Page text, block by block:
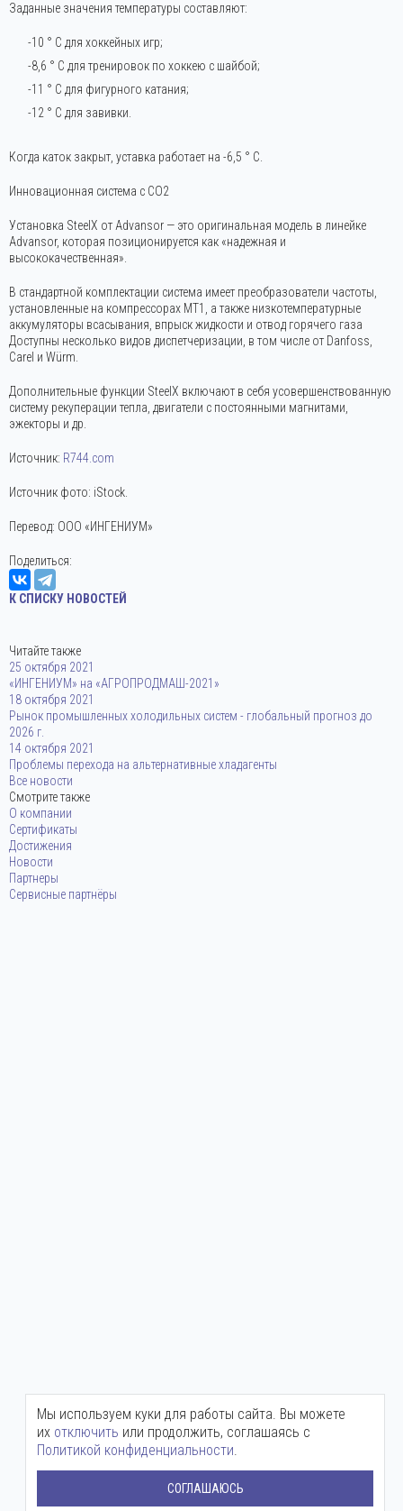
Заданные значения температуры составляют:
-10 ° C для хоккейных игр;
-8,6 ° C для тренировок по хоккею с шайбой;
-11 ° C для фигурного катания;
-12 ° C для завивки.
Когда каток закрыт, уставка работает на -6,5 ° C.
Инновационная система с CO2
Установка SteelX от Advansor — это оригинальная модель в линейке
Advansor, которая позиционируется как «надежная и
высококачественная».
В стандартной комплектации система имеет преобразователи частоты,
установленные на компрессорах MТ1, а также низкотемпературные
аккумуляторы всасывания, впрыск жидкости и отвод горячего газа
Доступны несколько видов диспетчеризации, в том числе от Danfoss,
Carel и Würm.
Дополнительные функции SteelX включают в себя усовершенствованную
систему рекуперации тепла, двигатели с постоянными магнитами,
эжекторы и др.
Источник: R744.com
Источник фото: iStock.
Перевод: ООО «ИНГЕНИУМ»
Поделиться:
К СПИСКУ НОВОСТЕЙ
Читайте также
25 октября 2021
«ИНГЕНИУМ» на «АГРОПРОДМАШ-2021»
18 октября 2021
Рынок промышленных холодильных систем - глобальный прогноз до
2026 г.
14 октября 2021
Проблемы перехода на альтернативные хладагенты
Все новости
Смотрите также
О компании
Сертификаты
Достижения
Новости
Партнеры
Сервисные партнёры
Мы используем куки для работы сайта. Вы можете
их отключить или продолжить, соглашаясь с
Политикой конфиденциальности.
СОГЛАШАЮСЬ